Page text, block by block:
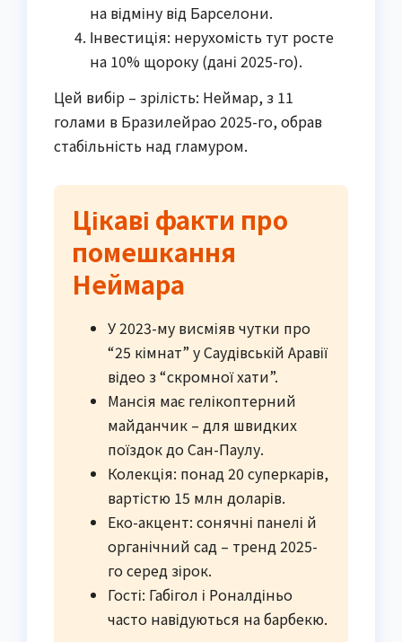
на відміну від Барселони.
Інвестиція: нерухомість тут росте
на 10% щороку (дані 2025-го).
Цей вибір – зрілість: Неймар, з 11
голами в Бразилейрао 2025-го, обрав
стабільність над гламуром.
Цікаві факти про
помешкання
Неймара
У 2023-му висміяв чутки про
“25 кімнат” у Саудівській Аравії
відео з “скромної хати”.
Мансія має гелікоптерний
майданчик – для швидких
поїздок до Сан-Паулу.
Колекція: понад 20 суперкарів,
вартістю 15 млн доларів.
Еко-акцент: сонячні панелі й
органічний сад – тренд 2025-
го серед зірок.
Гості: Габігол і Роналдіньо
часто навідуються на барбекю.